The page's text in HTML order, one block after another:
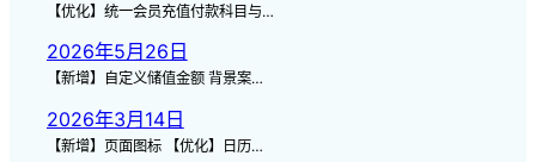
【优化】统一会员充值付款科目与…
2026年5月26日
【新增】自定义储值金额 背景案…
2026年3月14日
【新增】页面图标 【优化】日历…